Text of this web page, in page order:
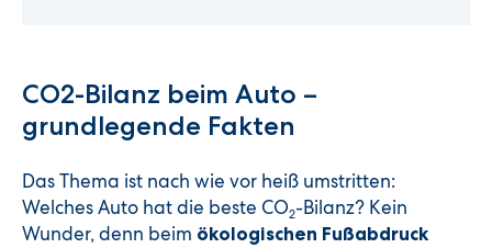
CO2-Bilanz beim Auto –
grundlegende Fakten
Das Thema ist nach wie vor heiß umstritten:
Welches Auto hat die beste CO2-Bilanz? Kein
Wunder, denn beim ökologischen Fußabdruck